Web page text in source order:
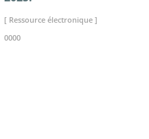
[ Ressource électronique ]
0000